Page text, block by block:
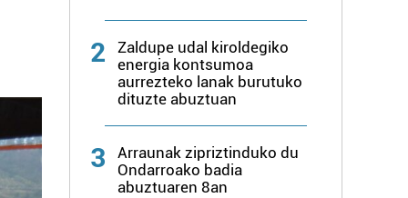
2
Zaldupe udal kiroldegiko
energia kontsumoa
aurrezteko lanak burutuko
dituzte abuztuan
3
Arraunak zipriztinduko du
Ondarroako badia
abuztuaren 8an